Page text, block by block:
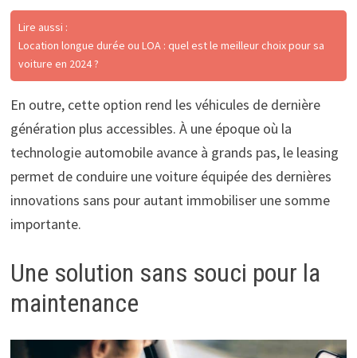
Lire aussi :
Location longue durée ou LOA : quel est le meilleur choix pour sa
voiture en 2024 ?
En outre, cette option rend les véhicules de dernière
génération plus accessibles. À une époque où la
technologie automobile avance à grands pas, le leasing
permet de conduire une voiture équipée des dernières
innovations sans pour autant immobiliser une somme
importante.
Une solution sans souci pour la
maintenance